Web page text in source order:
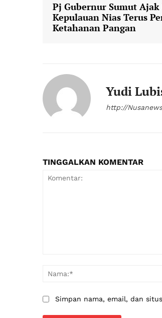
Pj Gubernur Sumut
Kepulauan Nias Terus
Ketahanan Pangan
Yudi
http://
TINGGALKAN KOMENTAR
Simpan nama, email, dan